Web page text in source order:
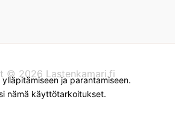
© 2026 Lastenkamari.fi
ja parantamiseen.
nämä käyttötarkoitukset.